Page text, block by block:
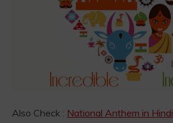
Also Check : National Anthem in Hindi